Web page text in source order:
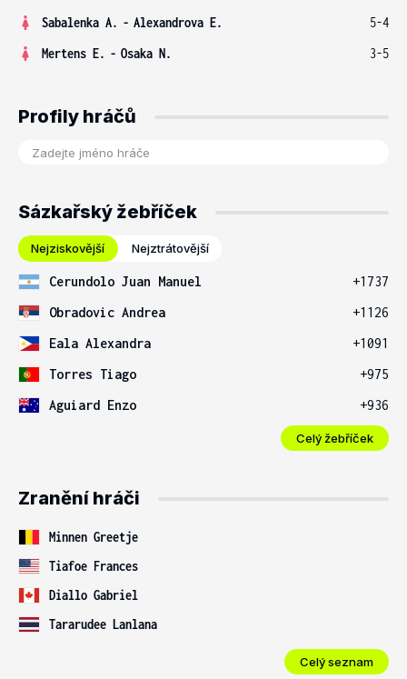
Sabalenka A. - Alexandrova E.
5-4
Mertens E. - Osaka N. 3-5
Profily hráčů
Sázkařský žebříček
Nejziskovější Nejztrátovější
Cerundolo Juan Manuel
+1737
Obradovic Andrea
+1126
Eala Alexandra
+1091
Torres Tiago
+975
Aguiard Enzo
+936
Celý žebříček
Zranění hráči
Minnen Greetje
Tiafoe Frances
Diallo Gabriel
Tararudee Lanlana
Celý seznam